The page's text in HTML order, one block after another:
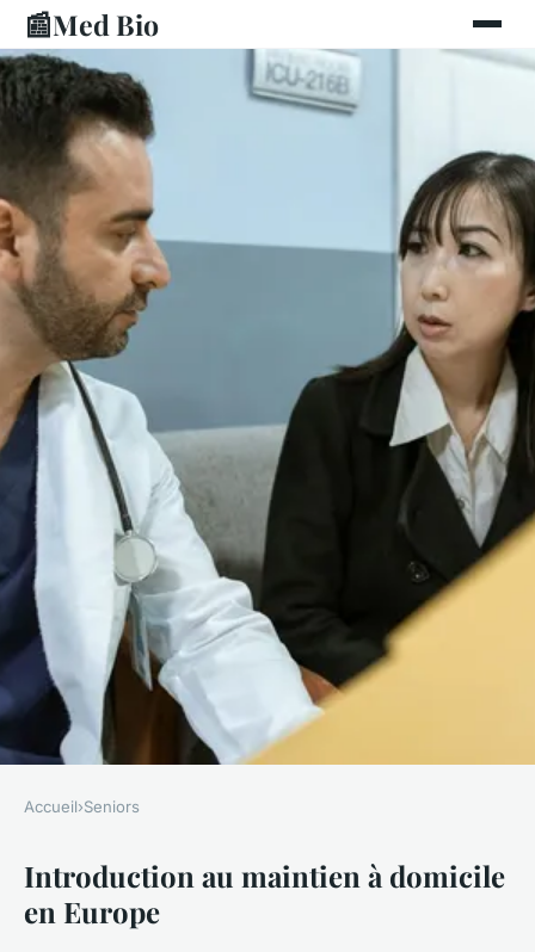
📰Med Bio
Étude de cas : Le succès du
maintien à domicile en Europe
Accueil›Seniors
Introduction au maintien à domicile
en Europe